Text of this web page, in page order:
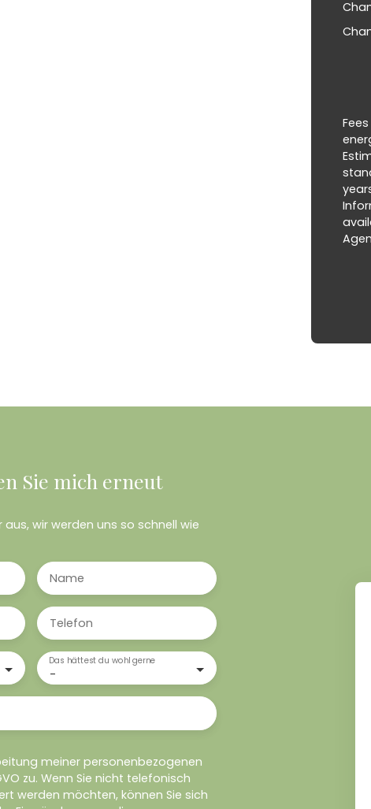
Sie mich erneut
wir werden uns so schnell wie
Name
Telefon
-
Das hättest du wohl gerne
meiner personenbezogenen
zu. Wenn Sie nicht telefonisch
werden möchten, können Sie sich